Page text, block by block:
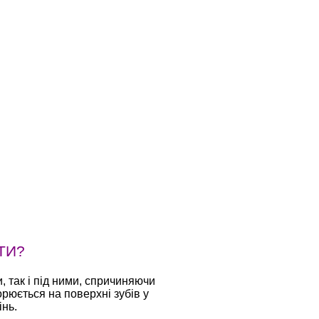
і під ними, спричиняючи
на поверхні зубів у